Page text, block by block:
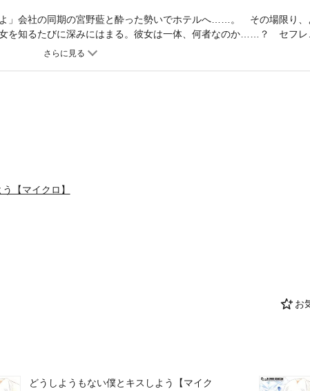
お
どうしようもない僕とキスしよう【マイク
」会社の同期の宮野藍と酔った勢いでホテルへ……。 その場限り、
を知るたびに深みにはまる。彼女は一体、何者なのか……？ セフレ
りの女と4人の男、愛と官能の恋愛劇が始まるーーー！
【マイクロ】